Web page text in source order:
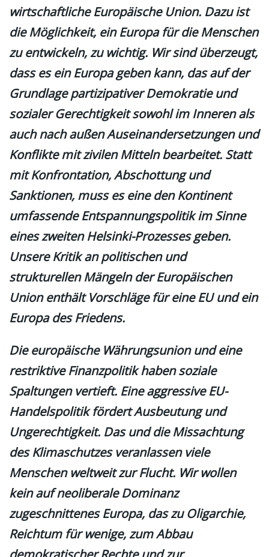
wirtschaftliche Europäische Union. Dazu ist
die Möglichkeit, ein Europa für die Menschen
zu entwickeln, zu wichtig. Wir sind überzeugt,
dass es ein Europa geben kann, das auf der
Grundlage partizipativer Demokratie und
sozialer Gerechtigkeit sowohl im Inneren als
auch nach außen Auseinandersetzungen und
Konflikte mit zivilen Mitteln bearbeitet. Statt
mit Konfrontation, Abschottung und
Sanktionen, muss es eine den Kontinent
umfassende Entspannungspolitik im Sinne
eines zweiten Helsinki-Prozesses geben.
Unsere Kritik an politischen und
strukturellen Mängeln der Europäischen
Union enthält Vorschläge für eine EU und ein
Europa des Friedens.
Die europäische Währungsunion und eine
restriktive Finanzpolitik haben soziale
Spaltungen vertieft. Eine aggressive EU-
Handelspolitik fördert Ausbeutung und
Ungerechtigkeit. Das und die Missachtung
des Klimaschutzes veranlassen viele
Menschen weltweit zur Flucht. Wir wollen
kein auf neoliberale Dominanz
zugeschnittenes Europa, das zu Oligarchie,
Reichtum für wenige, zum Abbau